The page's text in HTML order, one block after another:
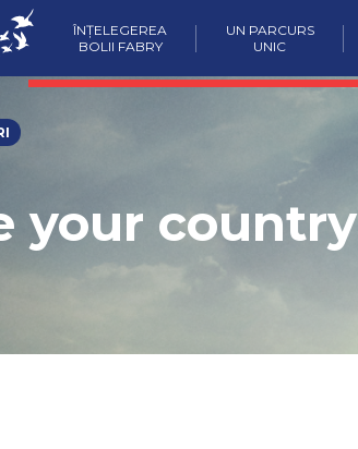
ÎNȚELEGEREA
BOLII FABRY
UN PARCURS
UNIC
your country